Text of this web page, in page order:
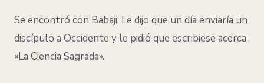
Se encontró con Babaji. Le dijo que un día enviaría un
discípulo a Occidente y le pidió que escribiese acerca
«La Ciencia Sagrada».